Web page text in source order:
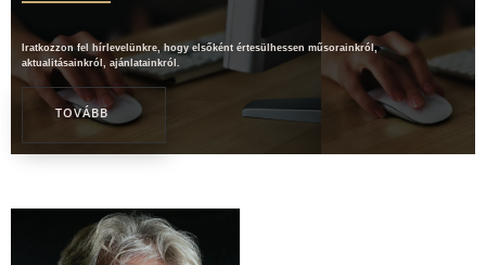
Iratkozzon fel hírlevelünkre, hogy elsőként értesülhessen műsorainkról,
aktualitásainkról, ajánlatainkról.
TOVÁBB